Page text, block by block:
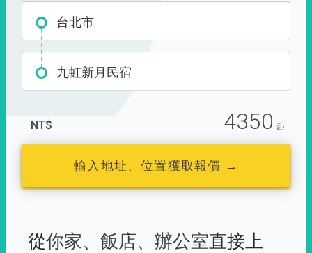
台北市
九虹新月民宿
NT$ 4350 起
輸入地址、位置獲取報價 →
從你家、 飯店、 辦公室直接上